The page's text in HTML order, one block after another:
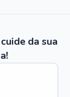
da sua